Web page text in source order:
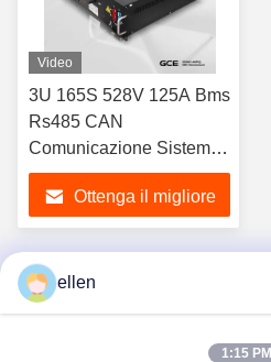
Video
3U 165S 528V 125A Bms
Rs485 CAN
Comunicazione Sistema
di gestione della memoria
della batteria
Ottenga il migliore
ellen
1:15 PM